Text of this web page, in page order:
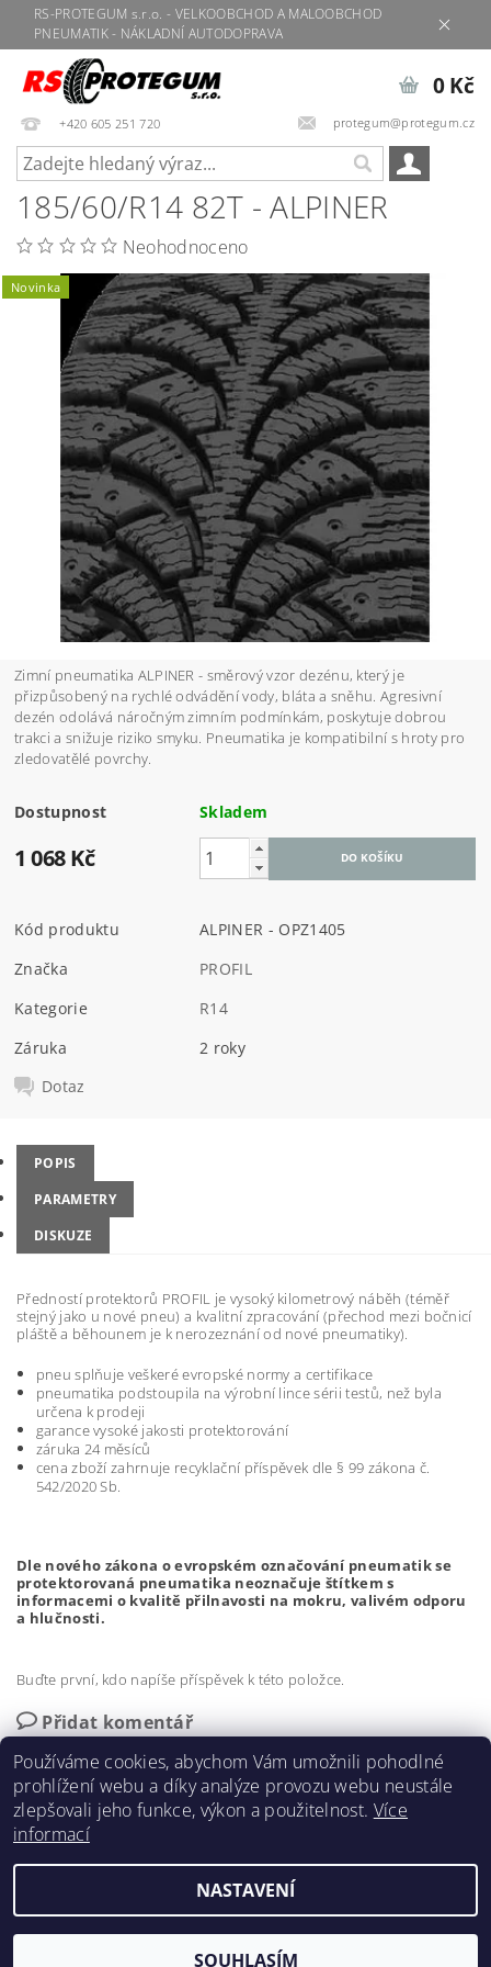
RS-PROTEGUM s.r.o. - VELKOOBCHOD A MALOOBCHOD
PNEUMATIK - NÁKLADNÍ AUTODOPRAVA
+420 605 251 720 protegum@protegum.cz
0 Kč
185/60/R14 82T - ALPINER
Neohodnoceno
Novinka
Zimní pneumatika ALPINER - směrový vzor dezénu, který je
přizpůsobený na rychlé odvádění vody, bláta a sněhu.Agresivní
dezén odolává náročným zimním podmínkám, poskytuje dobrou
trakci a snižuje riziko smyku. Pneumatika je kompatibilní s hroty pro
zledovatělé povrchy.
Dostupnost Skladem
1 068 Kč
Kód produktu
ALPINER - OPZ1405
Značka
PROFIL
Kategorie
R14
Záruka
2 roky
Dotaz
POPIS
PARAMETRY
DISKUZE
Předností protektorů PROFIL je vysoký kilometrový náběh (téměř
stejný jako u nové pneu) a kvalitní zpracování (přechod mezi bočnicí
pláště a běhounem je k nerozeznání od nové pneumatiky).
pneu splňuje veškeré evropské normy a certifikace
pneumatika podstoupila na výrobní lince sérii testů, než byla
určena k prodeji
garance vysoké jakosti protektorování
záruka 24 měsíců
cena zboží zahrnuje recyklační příspěvek dle § 99 zákona č.
542/2020 Sb.
Dle nového zákona o evropském označování pneumatik se
protektorovaná pneumatika neoznačuje štítkem s
informacemi o kvalitě přilnavosti na mokru, valivém odporu
a hlučnosti.
Buďte první, kdo napíše příspěvek k této položce.
Přidat komentář
2026 ©RS-PROTEGUM s.r.o., všechna práva vyhrazena
Vytvořil Shoptet
Používáme cookies, abychom Vám umožnili pohodlné
prohlížení webu a díky analýze provozu webu neustále
zlepšovali jeho funkce, výkon a použitelnost. Více
informací
NASTAVENÍ
SOUHLASÍM